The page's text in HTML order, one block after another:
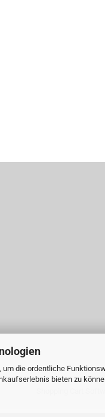
die ordentliche
bieten zu